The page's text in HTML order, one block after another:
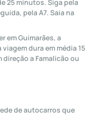
25 minutos. Siga pela
pela A7. Saia na
em Guimarães, a
dura em média 15
direção a Famalicão ou
de autocarros que